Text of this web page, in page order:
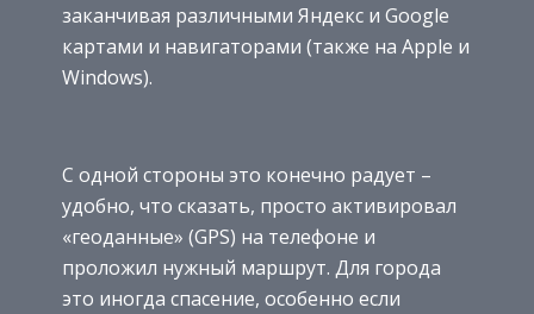
заканчивая различными Яндекс и Google
картами и навигаторами (также на Apple и
Windows).
С одной стороны это конечно радует –
удобно, что сказать, просто активировал
«геоданные» (GPS) на телефоне и
проложил нужный маршрут. Для города
это иногда спасение, особенно если